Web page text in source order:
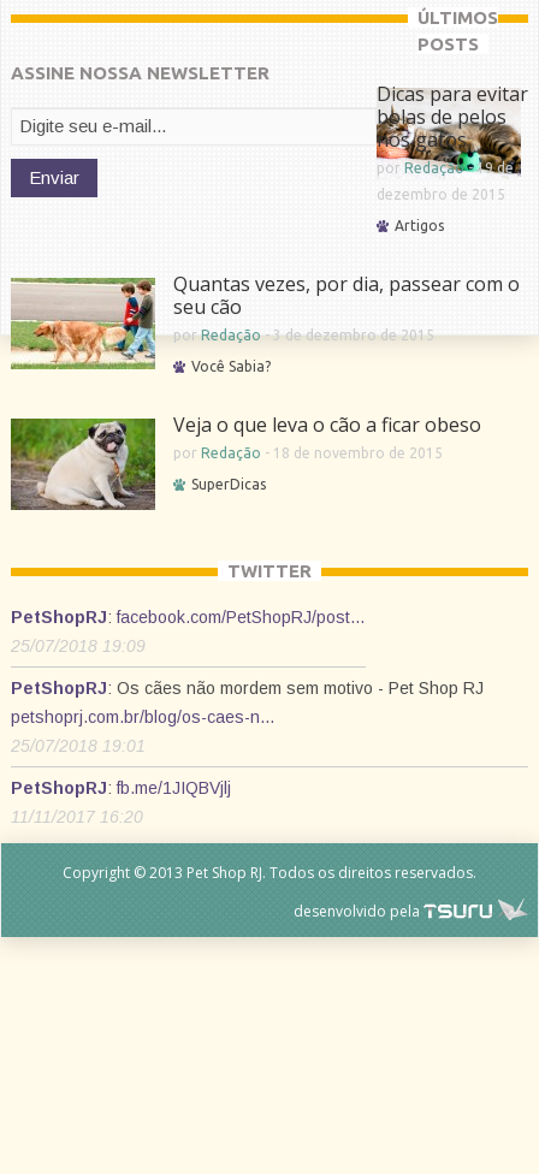
ASSINE NOSSA NEWSLETTER
ÚLTIMOS
POSTS
Dicas para evitar
bolas de pelos
nos gatos
por Redação-19 de
dezembro de 2015
Artigos
Quantas vezes, por dia, passear com o
seu cão
porRedação-3 de dezembro de 2015
Você Sabia?
Veja o que leva o cão a ficar obeso
por Redação - 18 de novembro de 2015
SuperDicas
TWITTER
PetShopRJ:facebook.com/PetShopRJ/post…
25/07/2018 19:09
PetShopRJ: Os cães não mordem sem motivo - Pet Shop RJ
petshoprj.com.br/blog/os-caes-n…
25/07/2018 19:01
PetShopRJ:fb.me/1JIQBVjlj
11/11/2017 16:20
Copyright © 2013 Pet Shop RJ. Todos os direitos reservados.
desenvolvido pela